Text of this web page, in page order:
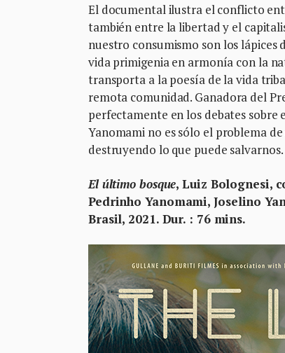
El documental ilustra el conflicto
también entre la libertad y el
nuestro consumismo son los
vida primigenia en armonía con la
transporta a la poesía de la vida
remota comunidad. Ganadora del
perfectamente en los debates sobre
Yanomami no es sólo el problema
destruyendo lo que puede salvarnos.
El último bosque, Luiz Bolognesi,
Pedrinho Yanomami, Joselino
Brasil, 2021. Dur. : 76 mins.